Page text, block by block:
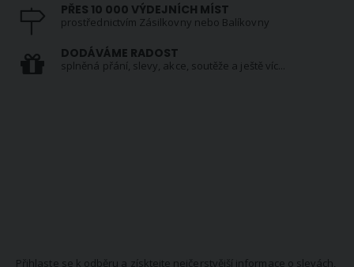
PŘES 10 000 VÝDEJNÍCH MÍST
prostřednictvím Zásilkovny nebo Balíkovny
DODÁVÁME RADOST
splněná přání, slevy, akce, soutěže a ještě víc...
Přihlaste se k odběru a získtejte nejčerstvější informace o slevách,